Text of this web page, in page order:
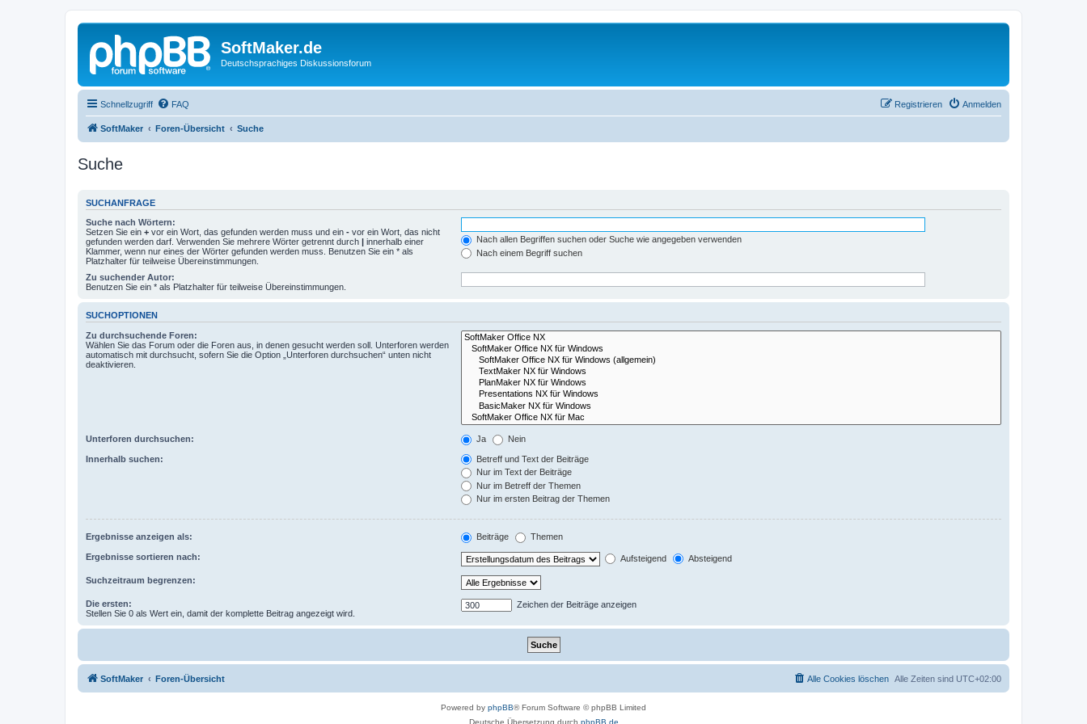
SoftMaker.de
Deutschsprachiges Diskussionsforum
Schnellzugriff FAQ Anmelden
Registrieren
SoftMaker Foren-Übersicht Suche
Suche
SUCHANFRAGE
Suche nach Wörtern:
Setzen Sie ein + vor ein Wort, das gefunden werden muss und ein - vor ein Wort, das nicht
gefunden werden darf. Verwenden Sie mehrere Wörter getrennt durch | innerhalb einer
Klammer, wenn nur eines der Wörter gefunden werden muss. Benutzen Sie ein * als
Platzhalter für teilweise Übereinstimmungen.
Nach allen Begriffen suchen oder Suche wie angegeben verwenden
Nach einem Begriff suchen
Zu suchender Autor:
Benutzen Sie ein * als Platzhalter für teilweise Übereinstimmungen.
SUCHOPTIONEN
Zu durchsuchende Foren:
Wählen Sie das Forum oder die Foren aus, in denen gesucht werden soll. Unterforen werden
automatisch mit durchsucht, sofern Sie die Option „Unterforen durchsuchen“ unten nicht
deaktivieren.
Unterforen durchsuchen: Ja Nein
Innerhalb suchen:
Betreff und Text der Beiträge
Nur im Text der Beiträge
Nur im Betreff der Themen
Nur im ersten Beitrag der Themen
Ergebnisse anzeigen als: Beiträge Themen
Ergebnisse sortieren nach: Aufsteigend Absteigend
Suchzeitraum begrenzen:
Die ersten:
Stellen Sie 0 als Wert ein, damit der komplette Beitrag angezeigt wird.
Zeichen der Beiträge anzeigen
SoftMaker Foren-Übersicht Alle Zeiten sind UTC+02:00
Alle Cookies löschen
Powered by phpBB® Forum Software © phpBB Limited
Deutsche Übersetzung durch phpBB.de